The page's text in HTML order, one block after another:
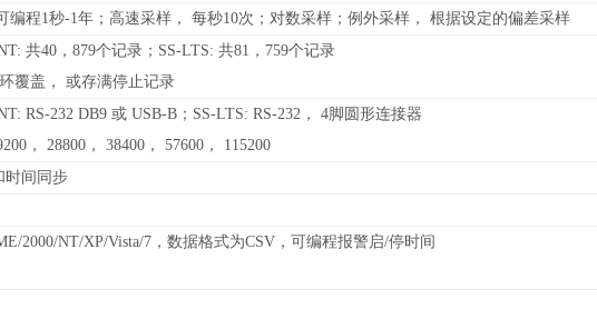
编程1秒-1年；高速采样， 每秒10次；对数采样；例外采样， 根据设定的偏差采样
共40，879个记录；SS-LTS: 共81，759个记录
覆盖， 或存满停止记录
RS-232 DB9 或 USB-B；SS-LTS: RS-232， 4脚圆形连接器
， 28800， 38400， 57600， 115200
时间同步
2000/NT/XP/Vista/7，数据格式为CSV，可编程报警启/停时间